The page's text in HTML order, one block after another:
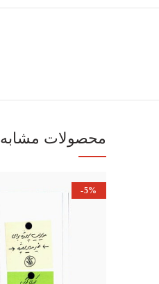
محصولات مشابه
-5%